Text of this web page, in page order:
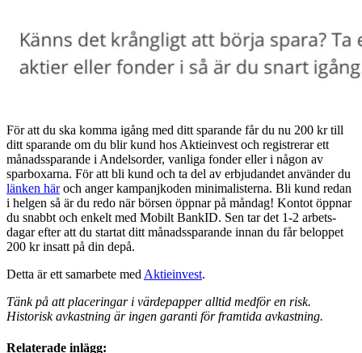
För att du ska komma igång med ditt sparande får du nu 200 kr till
ditt sparande om du blir kund hos Aktieinvest och registrerar ett
månadssparande i Andelsorder, vanliga fonder eller i någon av
sparboxarna. För att bli kund och ta del av erbjudandet använder du
länken häroch anger kampanjkoden minimalisterna. Bli kund redan
i helgen så är du redo när börsen öppnar på måndag! Kontot öppnar
du snabbt och enkelt med Mobilt BankID. Sen tar det 1-2 arbets-
dagar efter att du startat ditt månadssparande innan du får beloppet
200 kr insatt på din depå.
Detta är ett samarbete med Aktieinvest.
Tänk på att placeringar i värdepapper alltid medför en risk.
Historisk avkastning är ingen garanti för framtida avkastning.
Relaterade inlägg: